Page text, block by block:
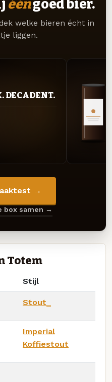
ééngoed bier.
welke bieren écht in
liggen.
DECADENT.
→
box samen →
Totem
Stijl
Stout_
Imperial
Koffiestout